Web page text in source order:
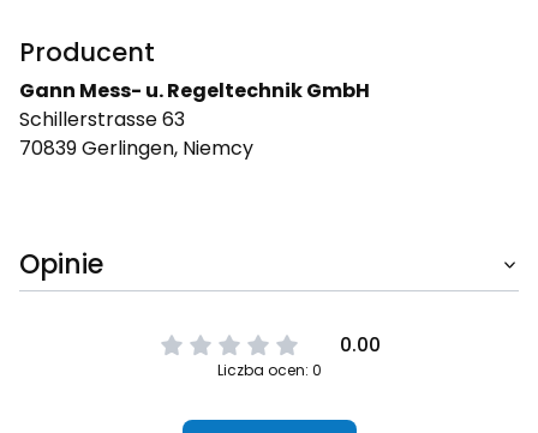
Producent
Gann Mess- u. Regeltechnik GmbH
Schillerstrasse 63
70839 Gerlingen, Niemcy
Opinie
0.00
Liczba ocen: 0